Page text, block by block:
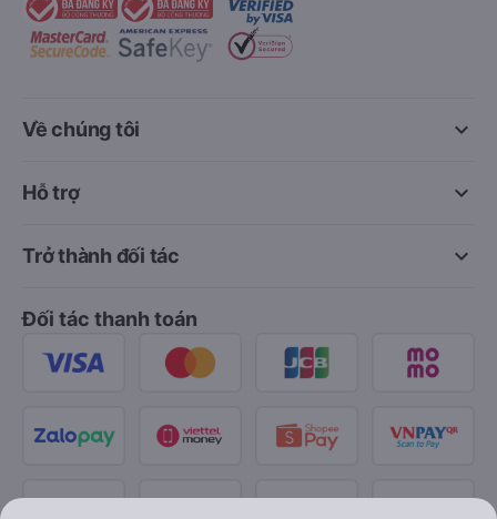
keyboard_arrow_down
Về chúng tôi
keyboard_arrow_down
Hỗ trợ
keyboard_arrow_down
Trở thành đối tác
Đối tác thanh toán